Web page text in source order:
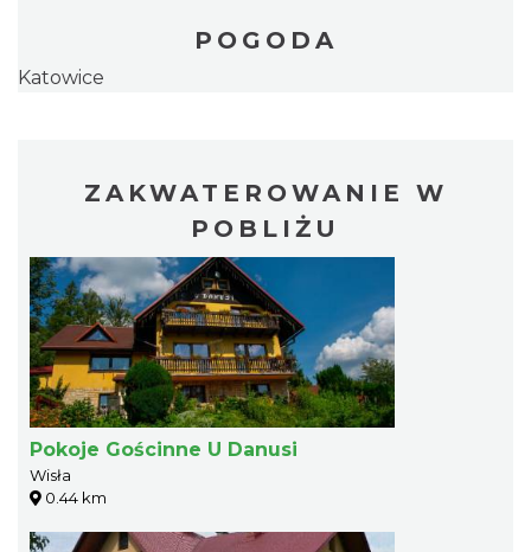
POGODA
Katowice
ZAKWATEROWANIE W
POBLIŻU
Pokoje Gościnne U Danusi
Wisła
0.44 km